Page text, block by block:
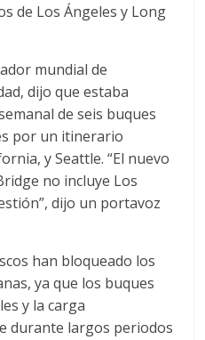
de Los Ángeles y Long
mundial de
dijo que estaba
de seis buques
por un itinerario
y Seattle. “El nuevo
no incluye Los
dijo un portavoz
han bloqueado los
ya que los buques
y la carga
durante largos periodos